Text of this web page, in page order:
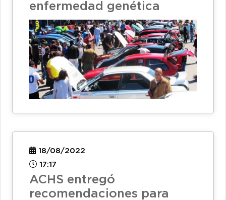
enfermedad genética
18/08/2022
17:17
ACHS entregó
recomendaciones para